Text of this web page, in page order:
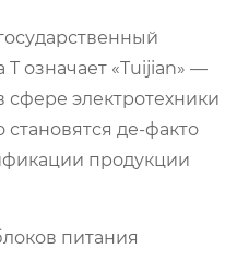
T означает «Tuijian» —
электротехники
становятся де-факто
продукции
питания